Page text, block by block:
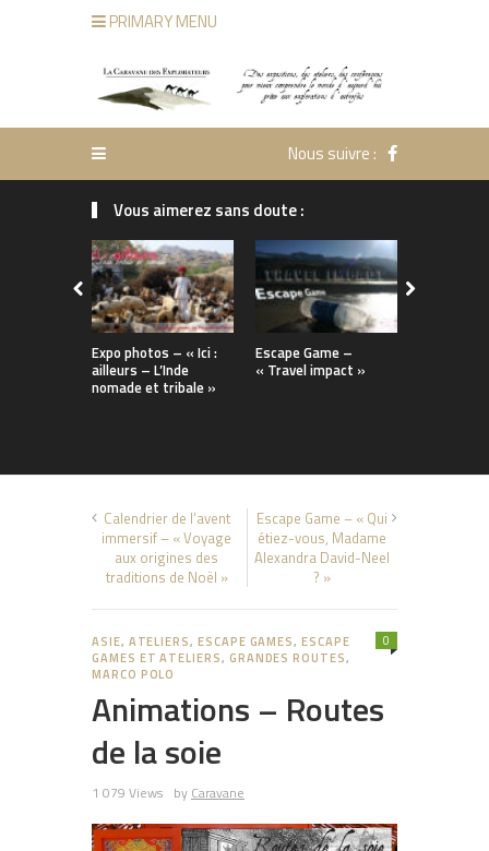
PRIMARY MENU
Nous suivre :
Vous aimerez sans doute :
Expo photos – « Ici :
ailleurs – L’Inde
nomade et tribale »
Escape Game –
« Travel impact »
Calendrier de l’avent
immersif – « Voyage
aux origines des
traditions de Noël »
Escape Game – « Qui
étiez-vous, Madame
Alexandra David-Neel
? »
ASIE, ATELIERS, ESCAPE GAMES,ESCAPE
GAMES ET ATELIERS, GRANDES ROUTES,
MARCO POLO
Animations – Routes
de la soie
1 079 Views
0
by Caravane